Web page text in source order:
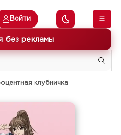
без рекламы
Войти
клубничка